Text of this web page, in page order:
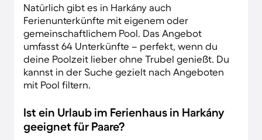
Natürlich gibt es in Harkány auch
Ferienunterkünfte mit eigenem oder
gemeinschaftlichem Pool. Das Angebot
umfasst 64 Unterkünfte – perfekt, wenn du
deine Poolzeit lieber ohne Trubel genießt. Du
kannst in der Suche gezielt nach Angeboten
mit Pool filtern.
Ist ein Urlaub im Ferienhaus in Harkány
geeignet für Paare?